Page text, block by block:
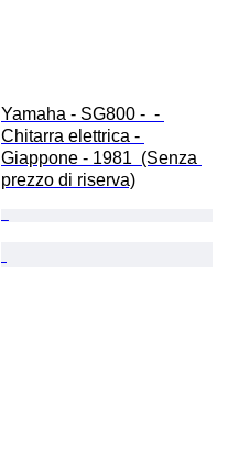
Yamaha - SG800 -  -
Chitarra elettrica -
Giappone - 1981  (Senza
prezzo di riserva)